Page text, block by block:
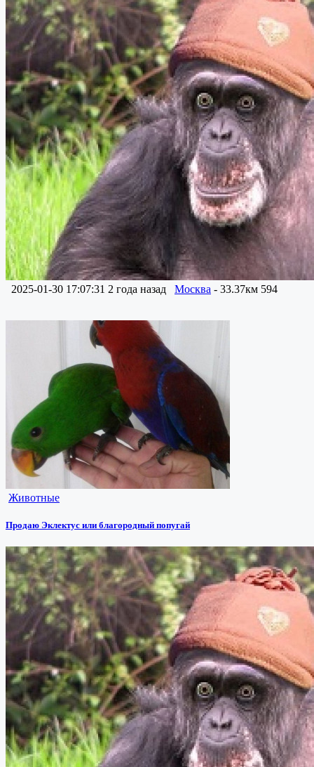
2025-01-30 17:07:31 2 года назад Москва - 33.37км 594
Животные
Продаю Эклектус или благородный попугай